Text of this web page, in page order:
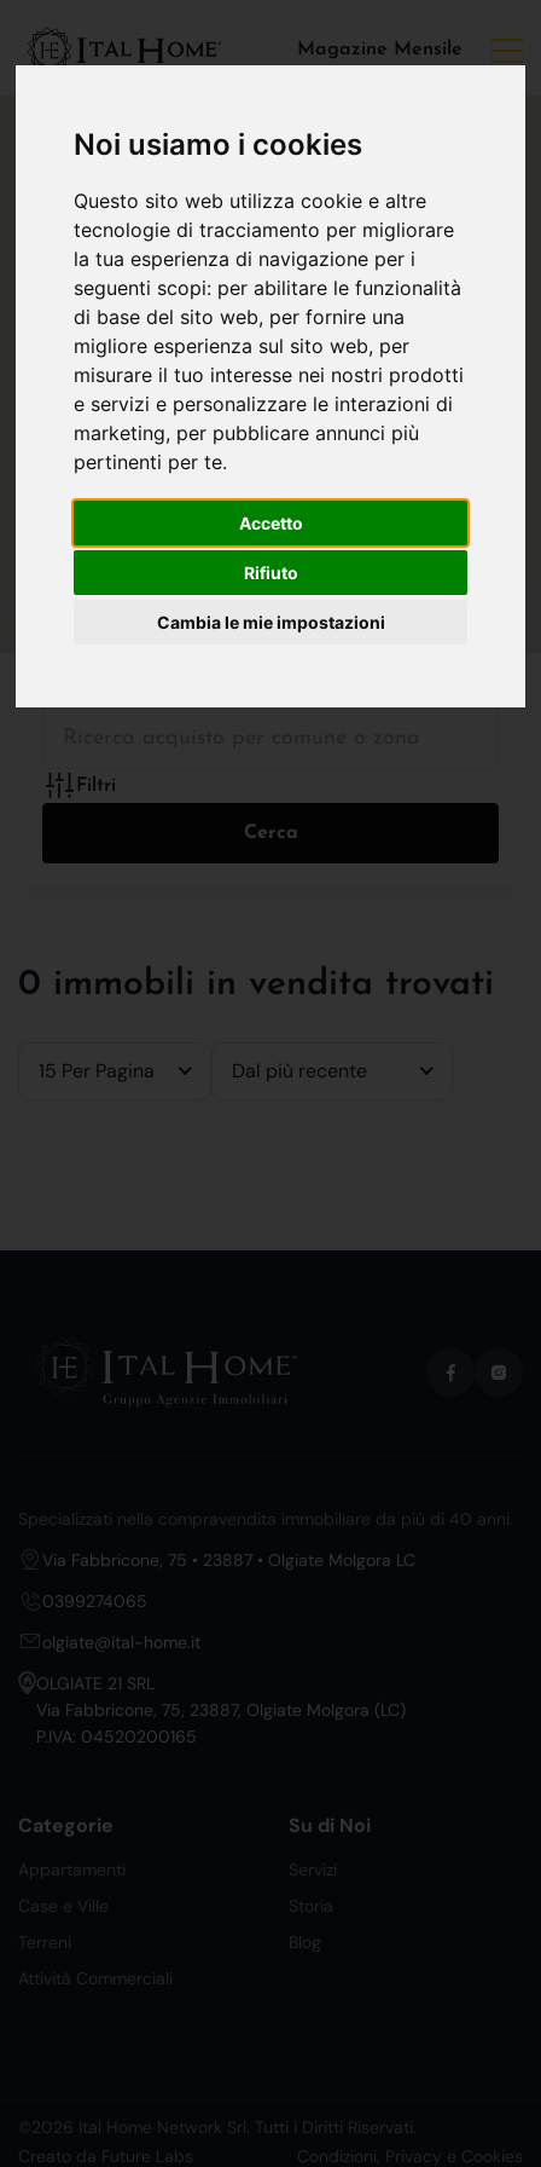
Noi usiamo i cookies
Questo sito web utilizza cookie e altre
tecnologie di tracciamento per migliorare
la tua esperienza di navigazione per i
seguenti scopi: per abilitare le funzionalità
di base del sito web, per fornire una
migliore esperienza sul sito web, per
misurare il tuo interesse nei nostri prodotti
e servizi e personalizzare le interazioni di
marketing, per pubblicare annunci più
pertinenti per te.
Accetto
Rifiuto
Cambia le mie impostazioni
Magazine Mensile
Filtri
Cerca
0 immobili in vendita trovati
15 Per Pagina Dal più recente
Specializzati nella compravendita immobiliare da più di 40 anni.
Via Fabbricone, 75 • 23887 • Olgiate Molgora LC
0399274065
olgiate@ital-home.it
OLGIATE 21 SRL
Via Fabbricone, 75, 23887, Olgiate Molgora (LC)
P.IVA: 04520200165
Categorie
Appartamenti
Case e Ville
Terreni
Attività Commerciali
Su di Noi
Servizi
Storia
Blog
©2026 Ital Home Network Srl. Tutti i Diritti Riservati.
Creato da Future Labs
Condizioni, Privacy e Cookies